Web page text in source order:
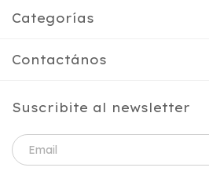
Categorías
Contactános
Suscribite al newsletter